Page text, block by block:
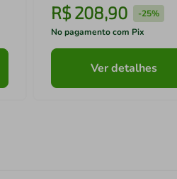
R$ 208,90 -25%
No pagamento com Pix
Ver detalhes